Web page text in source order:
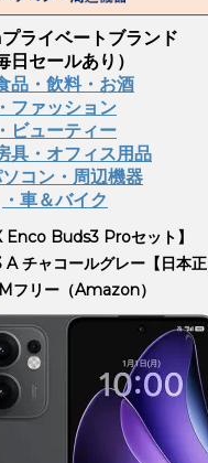
ライベートブランド
日セールあり）
品・飲料・お酒
・ファッション
・ビューティー
具・オフィス用品
ソコン・周辺機器
・車＆バイク
Enco Buds3 Proセット】
チャコールグレー【日本正
フリー（Amazon）